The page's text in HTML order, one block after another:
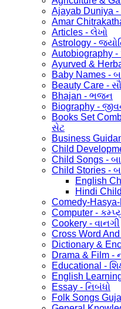
Ajayab Duniya
Amar
Articles - લેખો
Astrology -
Autobiography
Ayurved &
Baby Names -
Beauty Care -
Bhajan - ભજન
Biography -
Books Set
સેટ
Business
Child
Child Songs -
Child Stories -
English
Hindi
Comedy-
Computer -
Cookery - વાનગી
Cross Word
Dictionary &
Drama & Film -
Educational -
English
Essay - નિબંધો
Folk Songs